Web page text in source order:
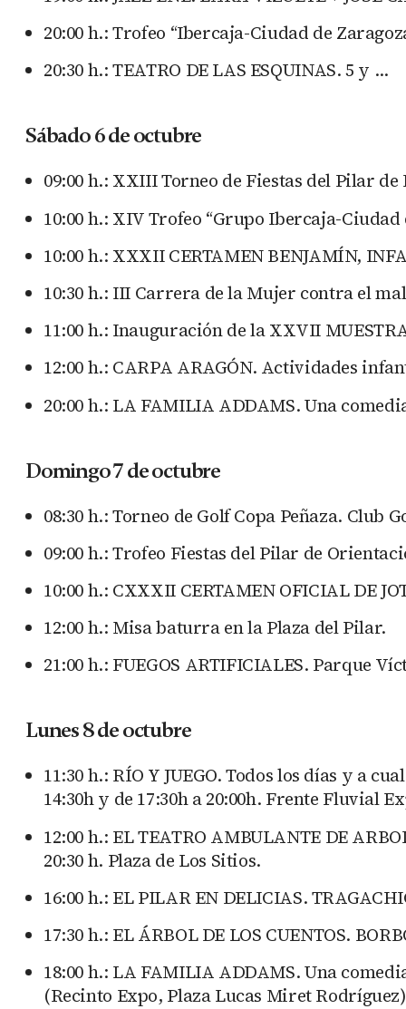
20:00 h.: Trofeo “Ibercaja-Ciudad de
20:30 h.: TEATRO DE LAS ESQUINAS. 5 y …
Sábado 6 de octubre
09:00 h.: XXIII Torneo de Fiestas del Pilar
10:00 h.: XIV Trofeo “Grupo Ibercaja-
10:00 h.: XXXII CERTAMEN BENJAMÍN,
10:30 h.: III Carrera de la Mujer contra el
11:00 h.: Inauguración de la XXVII
12:00 h.: CARPA ARAGÓN. Actividades
20:00 h.: LA FAMILIA ADDAMS. Una
Domingo 7 de octubre
08:30 h.: Torneo de Golf Copa Peñaza. Club
09:00 h.: Trofeo Fiestas del Pilar de
10:00 h.: CXXXII CERTAMEN OFICIAL DE
12:00 h.: Misa baturra en la Plaza del Pilar.
21:00 h.: FUEGOS ARTIFICIALES. Parque
Lunes 8 de octubre
11:30 h.: RÍO Y JUEGO. Todos los días y a
14:30h y de 17:30h a 20:00h. Frente Fluvial
12:00 h.: EL TEATRO AMBULANTE DE
20:30 h. Plaza de Los Sitios.
16:00 h.: EL PILAR EN DELICIAS.
17:30 h.: EL ÁRBOL DE LOS CUENTOS.
18:00 h.: LA FAMILIA ADDAMS. Una
(Recinto Expo, Plaza Lucas Miret